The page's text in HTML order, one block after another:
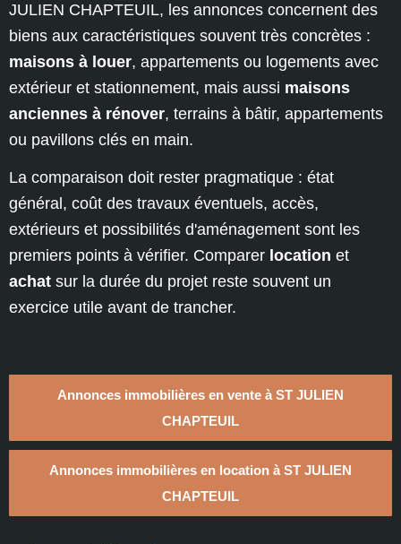
JULIEN CHAPTEUIL, les annonces concernent des
biens aux caractéristiques souvent très concrètes :
maisons à louer, appartements ou logements avec
extérieur et stationnement, mais aussi maisons
anciennes à rénover, terrains à bâtir, appartements
ou pavillons clés en main.
La comparaison doit rester pragmatique : état
général, coût des travaux éventuels, accès,
extérieurs et possibilités d'aménagement sont les
premiers points à vérifier. Comparer location et
achat sur la durée du projet reste souvent un
exercice utile avant de trancher.
Annonces immobilières en vente à ST JULIEN
CHAPTEUIL
Annonces immobilières en location à ST JULIEN
CHAPTEUIL